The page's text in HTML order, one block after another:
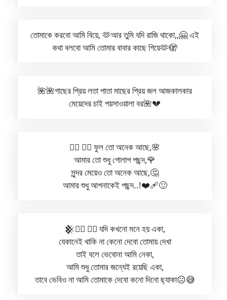
তোমাকে করবো আমি বিয়ে, 🫶আর তুমি যদি রাজি থাকো,,🤗 এই
কথা বলবো আমি তোমার বাবার কাছে গিয়ে🫶🫣
🌺🌺গাছের প্রিয় লতা পাতা মাছের প্রিয় জল আজকালকার
মেয়েদের চাই পয়সাওয়ালা বর🌺💔
✮⃝ ✮⃝ ফুল তো অনেক আছে,🌸
আমার তো শুধু গোলাপ পছন্দ,🌹
সুন্দর মেয়েও তো অনেক আছে,🤔
আমার শুধু আপনাকেই পছন্দ..!❤️‍🩹🙂
𒆜✮⃝ ✮⃝ যদি কখনো মনে হয় একা,
যেকানেই থাকি না কেনো দেবো তোমায় দেখা
তাই বলে ভেবোনা আমি নেকা,
আমি শুধু তোমার জন্যেই রয়েছি একা,
তাবে ভেবিও না আমি তোমাকে দেবো কনো দিনো ছ্যাকা😐😅